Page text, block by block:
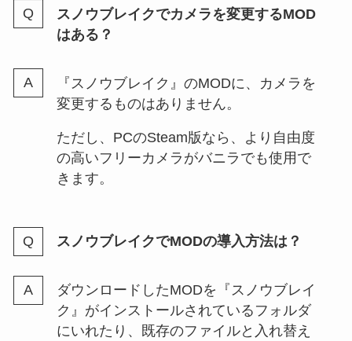
スノウブレイクでカメラを変更するMOD
はある？
『スノウブレイク』のMODに、カメラを
変更するものはありません。
ただし、PCのSteam版なら、より自由度
の高いフリーカメラがバニラでも使用で
きます。
スノウブレイクでMODの導入方法は？
ダウンロードしたMODを『スノウブレイ
ク』がインストールされているフォルダ
にいれたり、既存のファイルと入れ替え